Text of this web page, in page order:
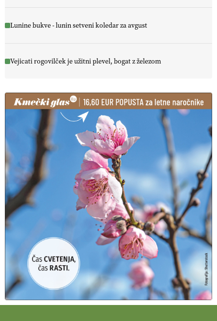
Lunine bukve - lunin setveni koledar za avgust
Vejicati rogovilček je užitni plevel, bogat z železom